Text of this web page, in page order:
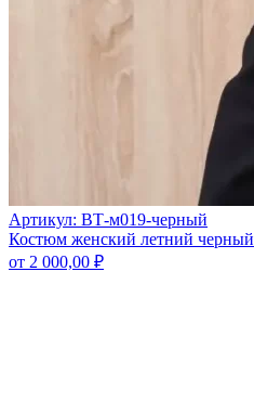
Артикул: ВТ-м019-черный
Костюм женский летний черный
от 2 000,00 ₽